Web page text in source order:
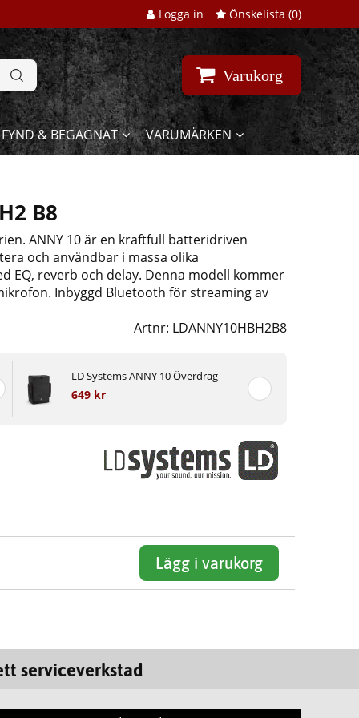
Logga in Önskelista (0)
Varukorg
FYND & BEGAGNAT VARUMÄRKEN
B8
ANNY 10 är en kraftfull batteridriven
och användbar i massa olika
EQ, reverb och delay. Denna modell kommer
Inbyggd Bluetooth för streaming av
Artnr: LDANNY10HBH2B8
LD Systems ANNY 10 Överdrag
649 kr
Lägg i varukorg
serviceverkstad